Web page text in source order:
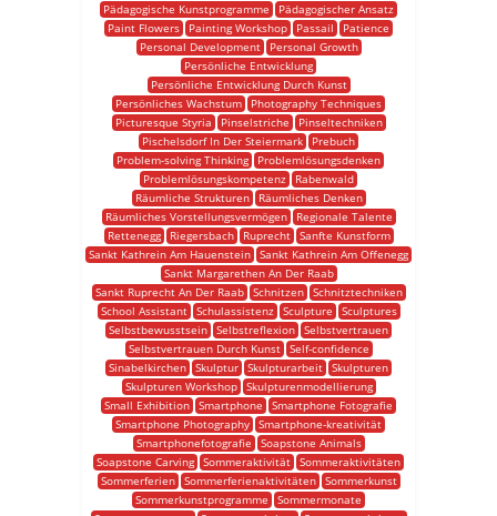
Pädagogische Kunstprogramme
Pädagogischer Ansatz
Paint Flowers
Painting Workshop Passail
Patience
Personal Development
Personal Growth
Persönliche Entwicklung
Persönliche Entwicklung Durch Kunst
Persönliches Wachstum
Photography Techniques
Picturesque Styria
Pinselstriche
Pinseltechniken
Pischelsdorf In Der Steiermark
Prebuch
Problem-solving Thinking
Problemlösungsdenken
Problemlösungskompetenz
Rabenwald
Räumliche Strukturen
Räumliches Denken
Räumliches Vorstellungsvermögen
Regionale Talente
Rettenegg
Riegersbach Ruprecht
Sanfte Kunstform
Sankt Kathrein Am Hauenstein Sankt Kathrein Am Offenegg
Sankt Margarethen An Der Raab
Sankt Ruprecht An Der Raab
Schnitzen
Schnitztechniken
School Assistant
Schulassistenz Sculpture
Sculptures
Selbstbewusstsein Selbstreflexion Selbstvertrauen
Selbstvertrauen Durch Kunst
Self-confidence
Sinabelkirchen Skulptur Skulpturarbeit Skulpturen
Skulpturen Workshop
Skulpturenmodellierung
Small Exhibition Smartphone
Smartphone Fotografie
Smartphone Photography Smartphone-kreativität
Smartphonefotografie
Soapstone Animals
Soapstone Carving Sommeraktivität Sommeraktivitäten
Sommerferien
Sommerferienaktivitäten
Sommerkunst
Sommerkunstprogramme
Sommermonate